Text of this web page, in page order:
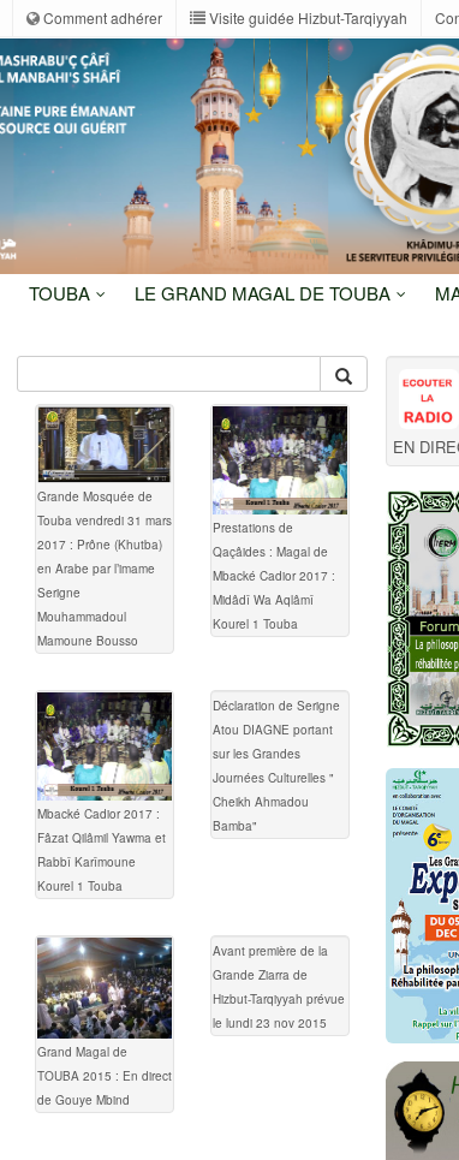
Comment adhérer Visite guidée Hizbut-Tarqiyyah
TOUBA LE GRAND MAGAL DE TOUBA
Grande Mosquée de
Touba vendredi 31 mars
2017 : Prône (Khutba)
en Arabe par l’imame
Serigne
Mouhammadoul
Mamoune Bousso
Prestations de
Qaçâides : Magal de
Mbacké Cadior 2017 :
Midâdî Wa Aqlâmî
Kourel 1 Touba
Mbacké Cadior 2017 :
Fâzat Qilâmil Yawma et
Rabbî Karîmoune
Kourel 1 Touba
Déclaration de Serigne
Atou DIAGNE portant
sur les Grandes
Journées Culturelles "
Cheikh Ahmadou
Bamba"
Grand Magal de
TOUBA 2015 : En direct
de Gouye Mbind
Avant première de la
Grande Ziarra de
Hizbut-Tarqiyyah prévue
le lundi 23 nov 2015
EN